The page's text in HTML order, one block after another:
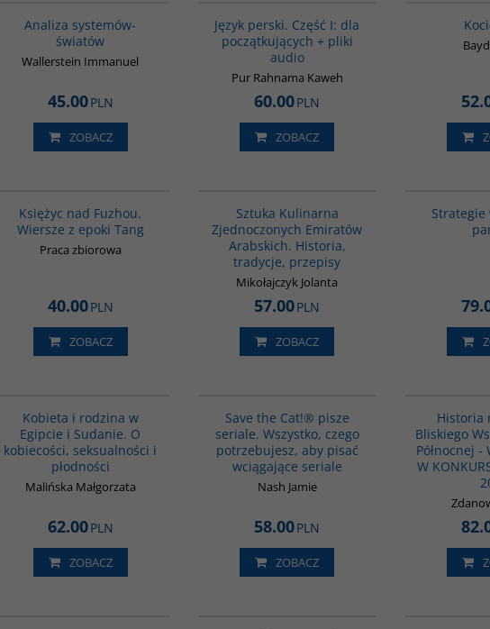
Analiza systemów-
światów
Wallerstein Immanuel
45.00PLN
ZOBACZ
Język perski. Część I: dla
początkujących + pliki
audio
Pur Rahnama Kaweh
60.00PLN
ZOBACZ
Księżyc nad Fuzhou.
Wiersze z epoki Tang
Praca zbiorowa
40.00PLN
ZOBACZ
Sztuka Kulinarna
Zjednoczonych Emiratów
Arabskich. Historia,
tradycje, przepisy
Mikołajczyk Jolanta
57.00PLN
ZOBACZ
Strategie
Kobieta i rodzina w
Egipcie i Sudanie. O
kobiecości, seksualności i
płodności
Malińska Małgorzata
62.00PLN
ZOBACZ
Save the Cat!® pisze
seriale. Wszystko, czego
potrzebujesz, aby pisać
wciągające seriale
Nash Jamie
58.00PLN
ZOBACZ
Historia
Bliskiego
Północnej -
W